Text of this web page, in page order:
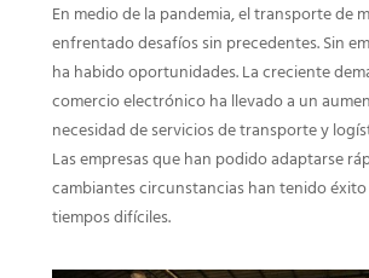
En medio de la pandemia, el transporte de
enfrentado desafíos sin precedentes. Sin
ha habido oportunidades. La creciente
comercio electrónico ha llevado a un
necesidad de servicios de transporte y
Las empresas que han podido adaptarse
cambiantes circunstancias han tenido
tiempos difíciles.